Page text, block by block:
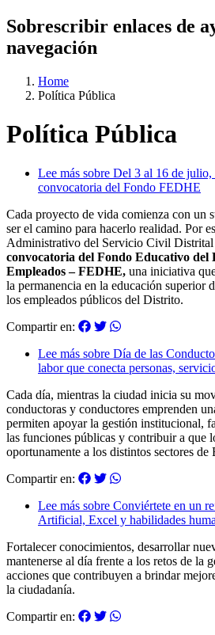
Sobrescribir enlaces de
navegación
Home
Política Pública
Política Pública
Lee más sobre Del 3 al 16 de julio,
convocatoria del Fondo FEDHE
Cada proyecto de vida comienza con un
ser el camino para hacerlo realidad. Por
Administrativo del Servicio Civil
convocatoria del Fondo Educativo
Empleados – FEDHE, una iniciativa
la permanencia en la educación superior
los empleados públicos del Distrito.
Compartir en:
Lee más sobre Día de las
labor que conecta personas,
Cada día, mientras la ciudad inicia su
conductoras y conductores emprenden
permiten apoyar la gestión institucional,
las funciones públicas y contribuir a que
oportunamente a los distintos sectores de
Compartir en:
Lee más sobre Conviértete en un
Artificial, Excel y habilidades
Fortalecer conocimientos, desarrollar
mantenerse al día frente a los retos de la
acciones que contribuyen a brindar
la ciudadanía.
Compartir en: